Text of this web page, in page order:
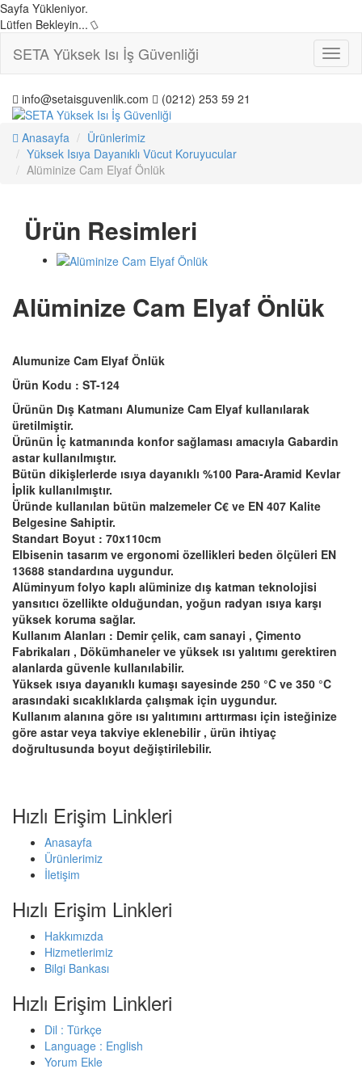
Sayfa Yükleniyor.
Lütfen Bekleyin...
SETA Yüksek Isı İş Güvenliği
info@setaisguvenlik.com (0212) 253 59 21
Anasayfa
Ürünlerimiz
Yüksek Isıya Dayanıklı Vücut Koruyucular
Alüminize Cam Elyaf Önlük
Ürün Resimleri
Alüminize Cam Elyaf Önlük
Alumunize Cam Elyaf Önlük
Ürün Kodu : ST-124
Ürünün Dış Katmanı Alumunize Cam Elyaf kullanılarak
üretilmiştir.
Ürünün İç katmanında konfor sağlaması amacıyla Gabardin
astar kullanılmıştır.
Bütün dikişlerlerde ısıya dayanıklı %100 Para-Aramid Kevlar
İplik kullanılmıştır.
Üründe kullanılan bütün malzemeler C€ ve EN 407 Kalite
Belgesine Sahiptir.
Standart Boyut : 70x110cm
Elbisenin tasarım ve ergonomi özellikleri beden ölçüleri EN
13688 standardına uygundur.
Alüminyum folyo kaplı alüminize dış katman teknolojisi
yansıtıcı özellikte olduğundan, yoğun radyan ısıya karşı
yüksek koruma sağlar.
Kullanım Alanları : Demir çelik, cam sanayi , Çimento
Fabrikaları , Dökümhaneler ve yüksek ısı yalıtımı gerektiren
alanlarda güvenle kullanılabilir.
Yüksek ısıya dayanıklı kumaşı sayesinde 250 °C ve 350 °C
arasındaki sıcaklıklarda çalışmak için uygundur.
Kullanım alanına göre ısı yalıtımını arttırması için isteğinize
göre astar veya takviye eklenebilir , ürün ihtiyaç
doğrultusunda boyut değiştirilebilir.
Hızlı Erişim Linkleri
Anasayfa
Ürünlerimiz
İletişim
Hızlı Erişim Linkleri
Hakkımızda
Hizmetlerimiz
Bilgi Bankası
Hızlı Erişim Linkleri
Dil : Türkçe
Language : English
Yorum Ekle